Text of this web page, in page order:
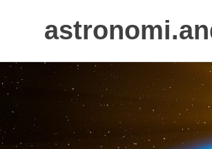
Skip
to
content